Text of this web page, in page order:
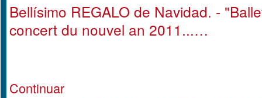
Bellísimo REGALO de Navidad. -
concert du nouvel an 2011...…
Continuar